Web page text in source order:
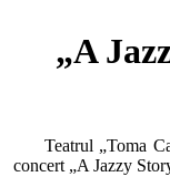
„A
Teatrul „Toma
concert „A Jazzy